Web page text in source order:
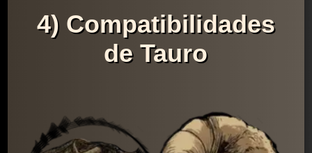
4) Compatibilidades
de Tauro